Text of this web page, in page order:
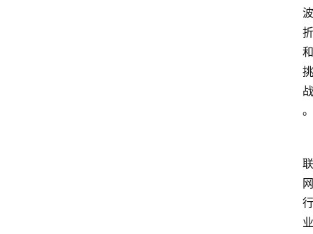
波
折
和
挑
战
。
联
网
行
业